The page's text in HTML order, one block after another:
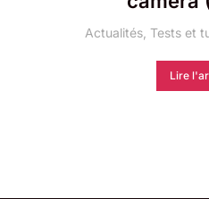
Actualités Tests et
Lire